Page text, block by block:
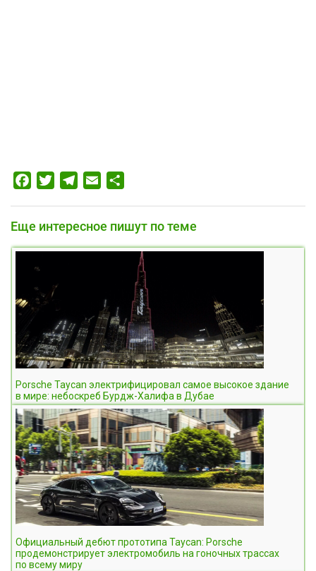
FacebookTwitterTelegram
Email
Еще интересное пишут по теме
Porsche Taycan электрифицировал самое высокое здание
в мире: небоскреб Бурдж-Халифа в Дубае
Официальный дебют прототипа Taycan: Porsche
продемонстрирует электромобиль на гоночных трассах
по всему миру